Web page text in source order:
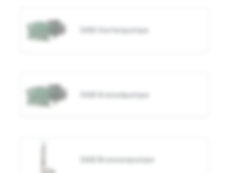
DAB Gartenpumpe
DAB Kreiselpumpe
DAB Brunnenpumpe